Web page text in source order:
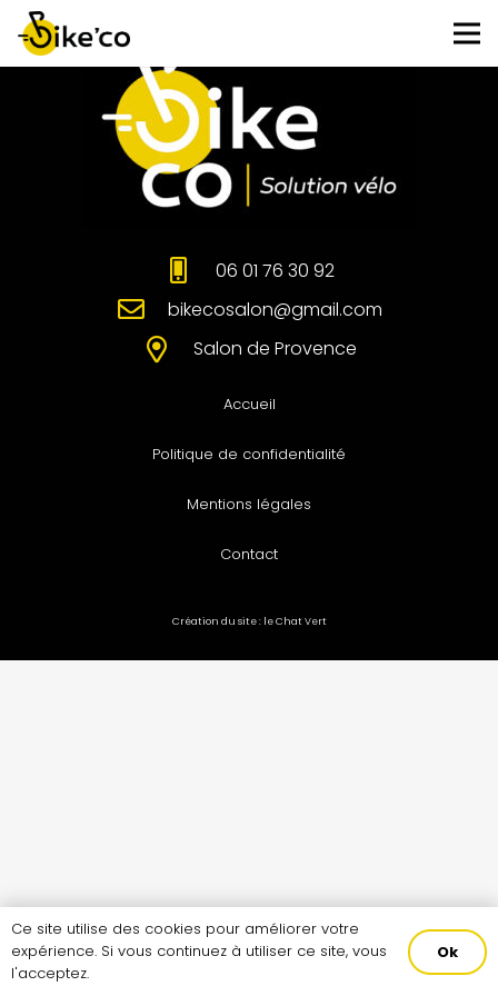
06 01 76 30 92
bikecosalon@gmail.com
Salon de Provence
Accueil
Politique de confidentialité
Mentions légales
Contact
Création du site : le Chat Vert
Ce site utilise des cookies pour améliorer votre
expérience. Si vous continuez à utiliser ce site, vous
l'acceptez.
Ok